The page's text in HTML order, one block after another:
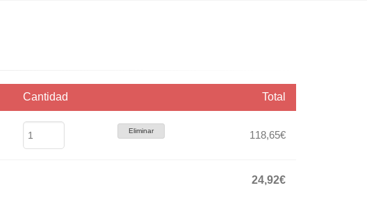
Cantidad Total
Eliminar 118,65€
24,92€